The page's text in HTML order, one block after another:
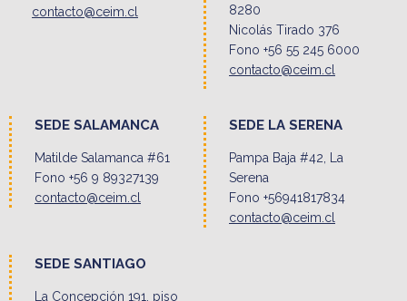
contacto@ceim.cl
8280
Nicolás Tirado 376
Fono +56 55 245 6000
contacto@ceim.cl
SEDE SALAMANCA
Matilde Salamanca #61
Fono +56 9 89327139
contacto@ceim.cl
SEDE LA SERENA
Pampa Baja #42, La
Serena
Fono +56941817834
contacto@ceim.cl
SEDE SANTIAGO
La Concepción 191, piso